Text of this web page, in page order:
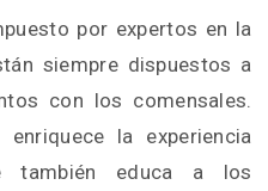
por expertos en la
siempre dispuestos a
con los comensales.
la experiencia
también educa a los